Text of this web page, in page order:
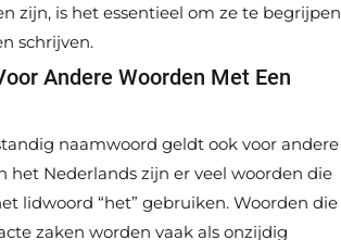
zijn, is het essentieel om ze te begrijpen
schrijven.
Andere Woorden Met Een
naamwoord geldt ook voor andere
Nederlands zijn er veel woorden die
lidwoord “het” gebruiken. Woorden die
zaken worden vaak als onzijdig